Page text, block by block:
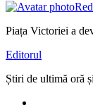
Piața Victoriei a
Editorul
Știri de ultimă oră